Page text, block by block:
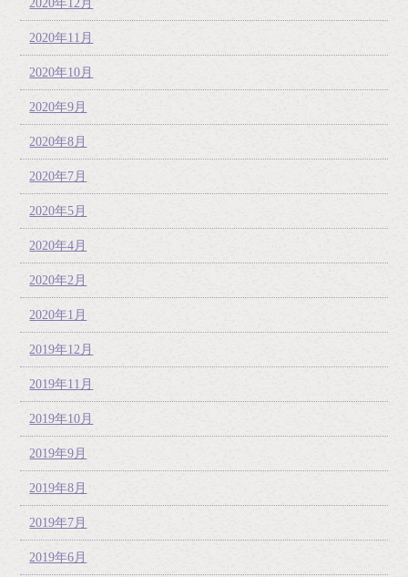
2020年12月
2020年11月
2020年10月
2020年9月
2020年8月
2020年7月
2020年5月
2020年4月
2020年2月
2020年1月
2019年12月
2019年11月
2019年10月
2019年9月
2019年8月
2019年7月
2019年6月